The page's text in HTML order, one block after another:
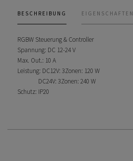
BESCHREIBUNG EIGENSCHAFTEN
RGBW Steuerung & Controller
Spannung: DC 12-24 V
Max. Out.: 10 A
Leistung: DC12V: 3Zonen: 120 W
DC24V: 3Zonen: 240 W
Schutz: IP20